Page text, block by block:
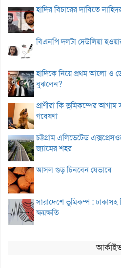
হাদির বিচারের দাবিতে
বিএনপি দলটা দেউলিয়া
হাদিকে নিয়ে প্রথম আলো ও
বুঝলেন?
প্রাণীরা কি ভূমিকম্পের
গবেষণা
চট্টগ্রাম এলিভেটেড
জ্যামের শহর
আসল গুড় চিনবেন যেভাবে
সারাদেশে ভূমিকম্প : ঢাকাসহ
ক্ষয়ক্ষতি